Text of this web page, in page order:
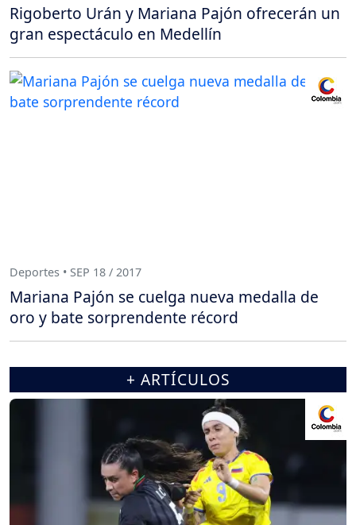
Rigoberto Urán y Mariana Pajón ofrecerán un
gran espectáculo en Medellín
Deportes • SEP 18 / 2017
Mariana Pajón se cuelga nueva medalla de
oro y bate sorprendente récord
+ ARTÍCULOS